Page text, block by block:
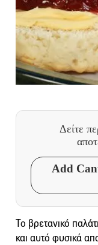
Δείτε
Add
Το βρετανικό
και αυτό φυσικά